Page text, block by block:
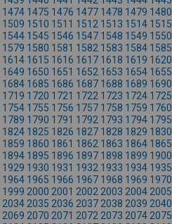
1474 1475 1476 1477 1478 1479 1480
1509 1510 1511 1512 1513 1514 1515
1544 1545 1546 1547 1548 1549 1550
1579 1580 1581 1582 1583 1584 1585
1614 1615 1616 1617 1618 1619 1620
1649 1650 1651 1652 1653 1654 1655
1684 1685 1686 1687 1688 1689 1690
1719 1720 1721 1722 1723 1724 1725
1754 1755 1756 1757 1758 1759 1760
1789 1790 1791 1792 1793 1794 1795
1824 1825 1826 1827 1828 1829 1830
1859 1860 1861 1862 1863 1864 1865
1894 1895 1896 1897 1898 1899 1900
1929 1930 1931 1932 1933 1934 1935
1964 1965 1966 1967 1968 1969 1970
1999 2000 2001 2002 2003 2004 2005
2034 2035 2036 2037 2038 2039 2040
2069 2070 2071 2072 2073 2074 2075